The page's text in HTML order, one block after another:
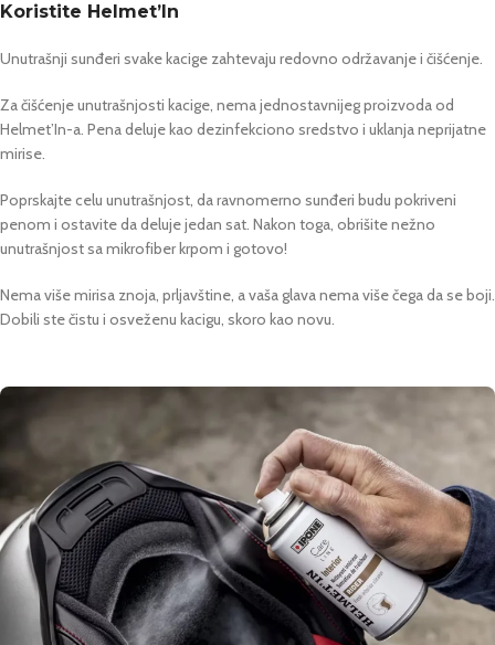
Koristite Helmet’In
Unutrašnji sunđeri svake kacige zahtevaju redovno održavanje i čišćenje.
Za čišćenje unutrašnjosti kacige, nema jednostavnijeg proizvoda od
Helmet’In-a. Pena deluje kao dezinfekciono sredstvo i uklanja neprijatne
mirise.
Poprskajte celu unutrašnjost, da ravnomerno sunđeri budu pokriveni
penom i ostavite da deluje jedan sat. Nakon toga, obrišite nežno
unutrašnjost sa mikrofiber krpom i gotovo!
Nema više mirisa znoja, prljavštine, a vaša glava nema više čega da se boji.
Dobili ste čistu i osveženu kacigu, skoro kao novu.